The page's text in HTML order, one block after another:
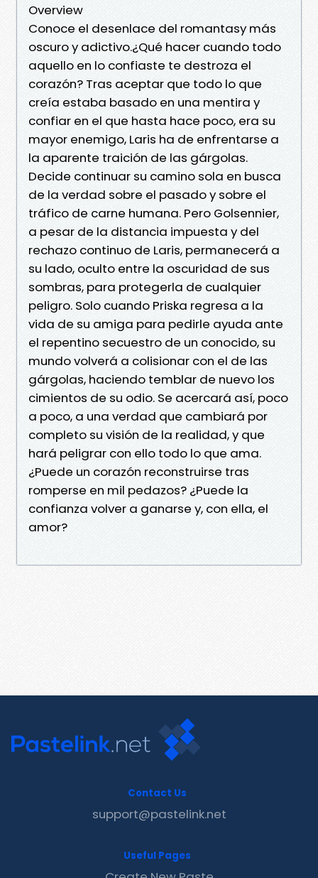
Overview
Conoce el desenlace del romantasy más
oscuro y adictivo.¿Qué hacer cuando todo
aquello en lo confiaste te destroza el
corazón? Tras aceptar que todo lo que
creía estaba basado en una mentira y
confiar en el que hasta hace poco, era su
mayor enemigo, Laris ha de enfrentarse a
la aparente traición de las gárgolas.
Decide continuar su camino sola en busca
de la verdad sobre el pasado y sobre el
tráfico de carne humana. Pero Golsennier,
a pesar de la distancia impuesta y del
rechazo continuo de Laris, permanecerá a
su lado, oculto entre la oscuridad de sus
sombras, para protegerla de cualquier
peligro. Solo cuando Priska regresa a la
vida de su amiga para pedirle ayuda ante
el repentino secuestro de un conocido, su
mundo volverá a colisionar con el de las
gárgolas, haciendo temblar de nuevo los
cimientos de su odio. Se acercará así, poco
a poco, a una verdad que cambiará por
completo su visión de la realidad, y que
hará peligrar con ello todo lo que ama.
¿Puede un corazón reconstruirse tras
romperse en mil pedazos? ¿Puede la
confianza volver a ganarse y, con ella, el
amor?
Contact Us
support@pastelink.net
Useful Pages